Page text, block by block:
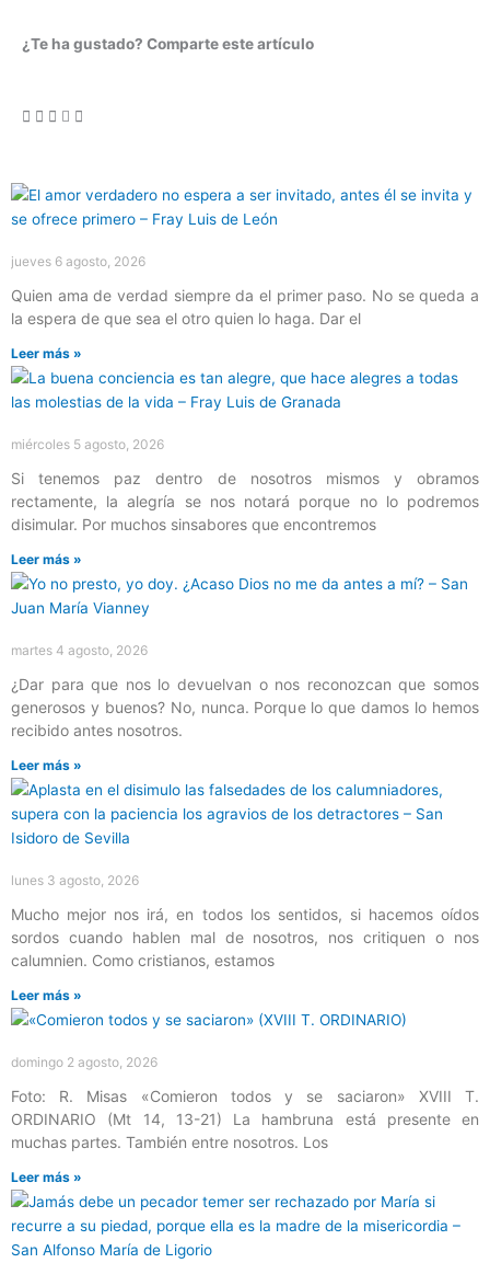
¿Te ha gustado? Comparte este artículo
jueves 6 agosto, 2026
Quien ama de verdad siempre da el primer paso. No se queda a
la espera de que sea el otro quien lo haga. Dar el
Leer más »
miércoles 5 agosto, 2026
Si tenemos paz dentro de nosotros mismos y obramos
rectamente, la alegría se nos notará porque no lo podremos
disimular. Por muchos sinsabores que encontremos
Leer más »
martes 4 agosto, 2026
¿Dar para que nos lo devuelvan o nos reconozcan que somos
generosos y buenos? No, nunca. Porque lo que damos lo hemos
recibido antes nosotros.
Leer más »
lunes 3 agosto, 2026
Mucho mejor nos irá, en todos los sentidos, si hacemos oídos
sordos cuando hablen mal de nosotros, nos critiquen o nos
calumnien. Como cristianos, estamos
Leer más »
domingo 2 agosto, 2026
Foto: R. Misas «Comieron todos y se saciaron» XVIII T.
ORDINARIO (Mt 14, 13-21) La hambruna está presente en
muchas partes. También entre nosotros. Los
Leer más »
Página
Página
Página
Página
Página